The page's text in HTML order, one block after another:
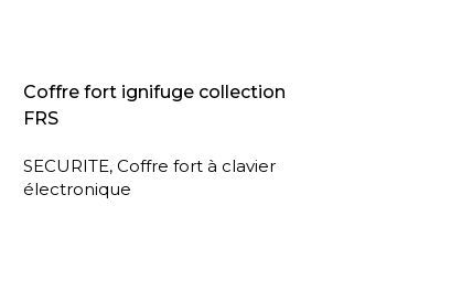
LIRE LA SUITE
Coffre fort ignifuge collection
FRS
SECURITE, Coffre fort à clavier
électronique